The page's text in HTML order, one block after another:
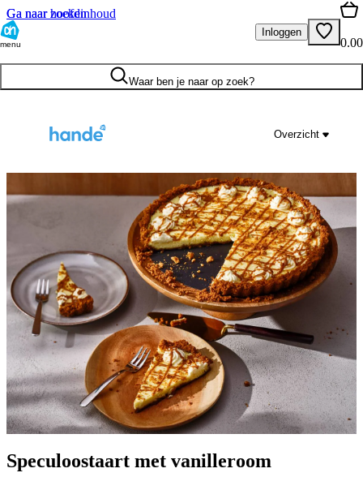
Ga naar hoofdinhoud
Ga naar zoeken
menu
Inloggen
0.00
Waar ben je naar op zoek?
Overzicht
Speculoostaart met vanilleroom